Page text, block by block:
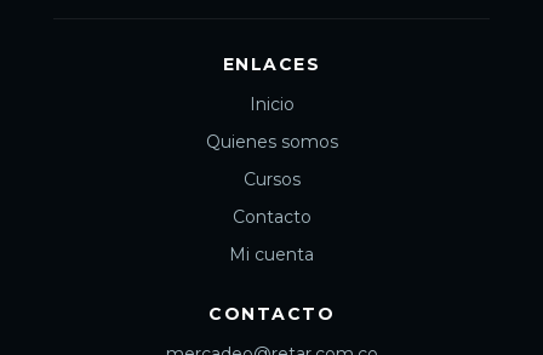
ENLACES
Inicio
Quienes somos
Cursos
Contacto
Mi cuenta
CONTACTO